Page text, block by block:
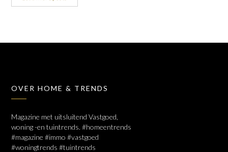
OVER HOME & TRENDS
Magazine met uitsluitend Vastgoed,
woning -en tuintrends. #homeentrends
#magazine #immo #vastgoed
#woningtrends #tuintrends